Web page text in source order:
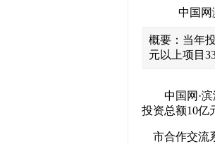
中国网
概要：当年
元以上项目
中国网·滨海
投资总额10亿
市合作交流